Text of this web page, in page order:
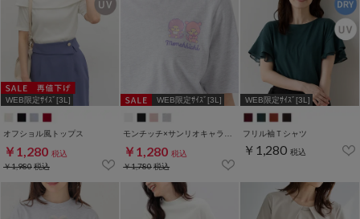
WEB限定ｻｲｽﾞ[3L]
オフショル風トップス
￥1,280 税込
￥1,980税込
WEB限定ｻｲｽﾞ[3L]
モンチッチ×サンリオキャラクターズ／Ｔシャツ
￥1,280 税込
￥1,780税込
WEB限定ｻｲｽﾞ[3L]
フリル袖Ｔシャツ
￥1,280 税込